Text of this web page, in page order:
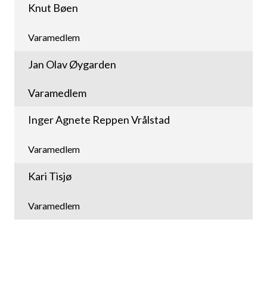
Knut Bøen
Varamedlem
Jan Olav Øygarden
Varamedlem
Inger Agnete Reppen Vrålstad
Varamedlem
Kari Tisjø
Varamedlem